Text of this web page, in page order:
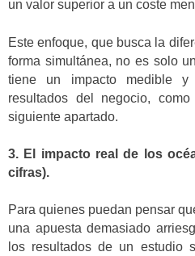
un valor superior a un coste
Este enfoque, que busca la
forma simultánea, no es solo
tiene un impacto medible y
resultados del negocio,
siguiente apartado.
3. El impacto real de los
cifras).
Para quienes puedan pensar
una apuesta demasiado
los resultados de un estudio